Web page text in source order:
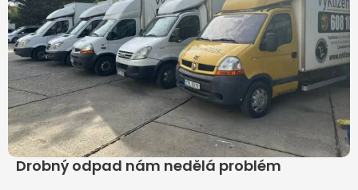
Drobný odpad nám nedělá problém